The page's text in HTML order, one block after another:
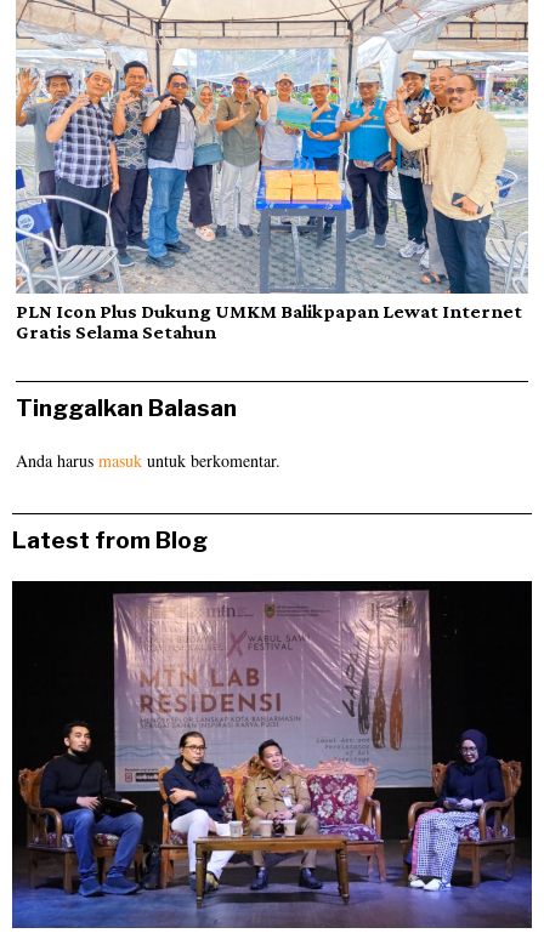
PLN Icon Plus Dukung UMKM Balikpapan Lewat Internet
Gratis Selama Setahun
Tinggalkan Balasan
Anda harusmasuk untuk berkomentar.
Latest from Blog